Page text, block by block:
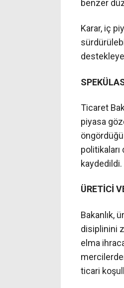
benzer
Karar, iç
Ticaret
piyasa
politikaları
kaydedildi.
ÜRETİCİ
Bakanlık,
disiplinini
elma
ticari